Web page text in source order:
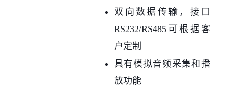
双向数据传输，接口
RS232/RS485可根据客
户定制
具有模拟音频采集和播
放功能